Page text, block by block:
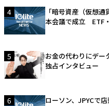
4
「暗号資産（仮想
本会議で成立 ETF
5
お金の代わりにデ
独占インタビュー
6 ローソン、JPYCで